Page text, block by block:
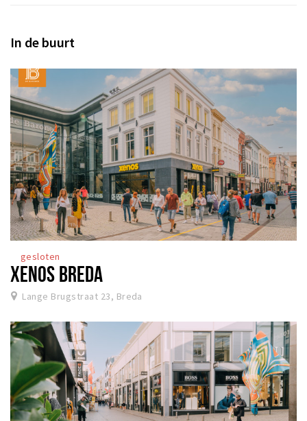
In de buurt
gesloten
XENOS BREDA
Lange Brugstraat 23, Breda